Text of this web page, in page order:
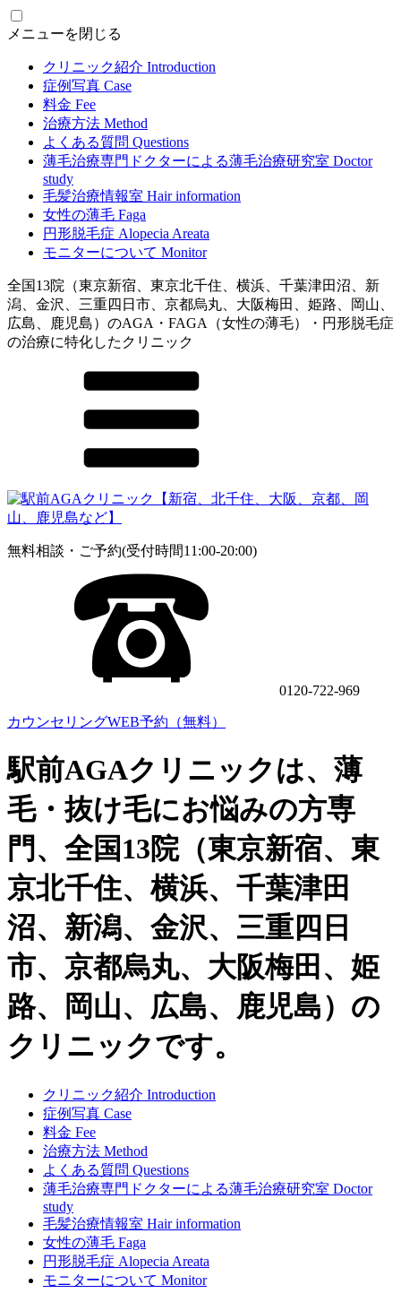
メニューを閉じる
クリニック紹介 Introduction
症例写真 Case
料金 Fee
治療方法 Method
よくある質問 Questions
薄毛治療専門ドクターによる薄毛治療研究室 Doctor
study
毛髪治療情報室 Hair information
女性の薄毛 Faga
円形脱毛症 Alopecia Areata
モニターについて Monitor
全国13院（東京新宿、東京北千住、横浜、千葉津田沼、新
潟、金沢、三重四日市、京都烏丸、大阪梅田、姫路、岡山、
広島、鹿児島）のAGA・FAGA（女性の薄毛）・円形脱毛症
の治療に特化したクリニック
無料相談・ご予約(受付時間11:00-20:00)
0120-722-969
カウンセリングWEB予約（無料）
駅前AGAクリニックは、薄
毛・抜け毛にお悩みの方専
門、全国13院（東京新宿、東
京北千住、横浜、千葉津田
沼、新潟、金沢、三重四日
市、京都烏丸、大阪梅田、姫
路、岡山、広島、鹿児島）の
クリニックです。
クリニック紹介 Introduction
症例写真 Case
料金 Fee
治療方法 Method
よくある質問 Questions
薄毛治療専門ドクターによる薄毛治療研究室 Doctor
study
毛髪治療情報室 Hair information
女性の薄毛 Faga
円形脱毛症 Alopecia Areata
モニターについて Monitor